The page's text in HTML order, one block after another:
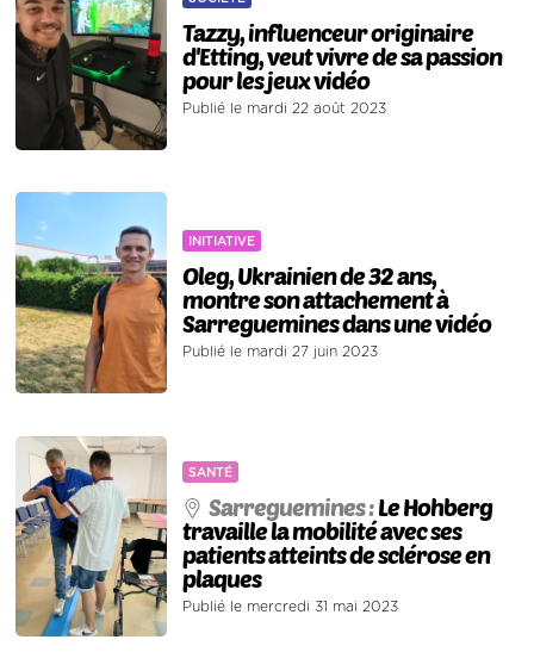
Tazzy, influenceur originaire
d'Etting, veut vivre de sa passion
pour les jeux vidéo
Publié le mardi 22 août 2023
INITIATIVE
Oleg, Ukrainien de 32 ans,
montre son attachement à
Sarreguemines dans une vidéo
Publié le mardi 27 juin 2023
SANTÉ
Sarreguemines :Le Hohberg
travaille la mobilité avec ses
patients atteints de sclérose en
plaques
Publié le mercredi 31 mai 2023